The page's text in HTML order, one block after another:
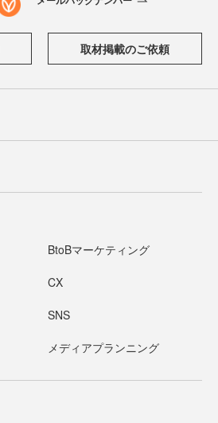
取材掲載のご依頼
BtoBマーケティング
CX
SNS
メディアプランニング